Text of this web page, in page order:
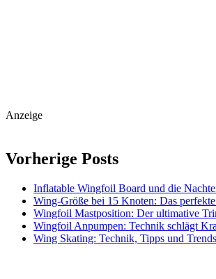
Anzeige
Vorherige Posts
Inflatable Wingfoil Board und die
Wing-Größe bei 15 Knoten: Das
Wingfoil Mastposition: Der ultimative
Wingfoil Anpumpen: Technik schlägt
Wing Skating: Technik, Tipps und Trends